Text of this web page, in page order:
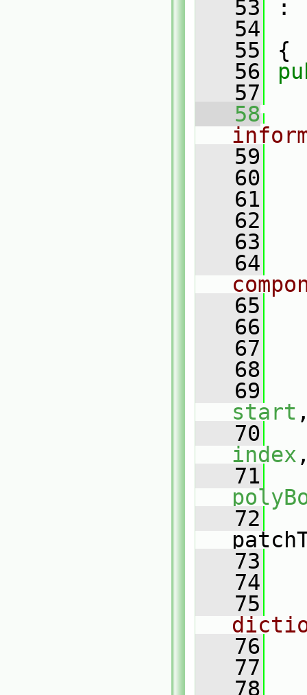
   53
:
   54
   55
{
   56
   57
   58
   59
   60
   61
   62
   63
   64
   65
   66
   67
   68
   69
start
   70
index
   71
   72
   73
   74
   75
   76
   77
   78